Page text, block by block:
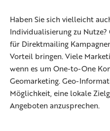
Haben Sie sich vielleicht
Individualisierung zu
für Direktmailing
Vorteil bringen. Viele
wenn es um One-to-One
Geomarketing. Geo-
Möglichkeit, eine lokale
Angeboten anzusprechen.